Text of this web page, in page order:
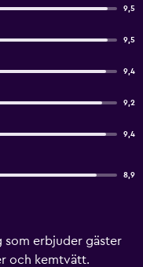
9,5
9,5
9,4
9,2
9,4
8,9
som erbjuder gäster
och kemtvätt.